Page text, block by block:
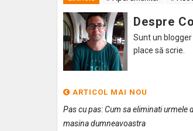
Despre
Sunt un
place să scrie.
ARTICOL MAI NOU
Pas cu pas: Cum sa eliminati urmele
masina dumneavoastra